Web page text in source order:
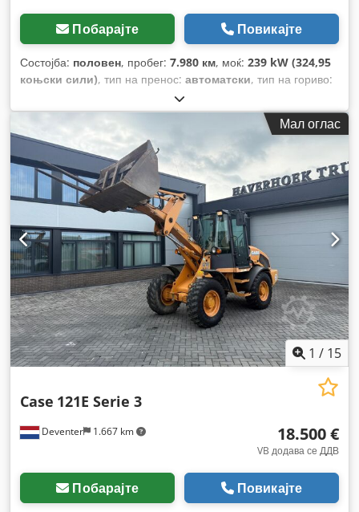
Побарајте Повикајте
Состојба: половен, пробег: 7.980 км, моќ: 239 kW (324,95
коњски сили), тип на пренос: автоматски, тип на гориво:
, прва регистрација:
изградба:2013, Опрема:клима уред,
Мал оглас
1 / 15
Deventer 1.667 km
Case 121E Serie 3
18.500 €
VB додава се ДДВ
Побарајте Повикајте